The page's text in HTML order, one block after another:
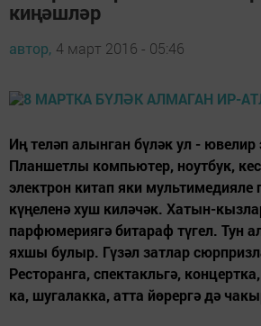
киңәшләр
автор, 4 март 2016 - 05:46
Иң теләп алынган бүләк ул -
Планшетлы компьютер, ноут­бук,
электрон китап яки мультимедияле
күңеленә хуш киләчәк. Хатын-
парфюмериягә битараф түгел. Тун
яхшы булыр. Гүзәл затлар
Ресторанга, спектакльгә,
ка, шугалакка, атта йөрергә дә